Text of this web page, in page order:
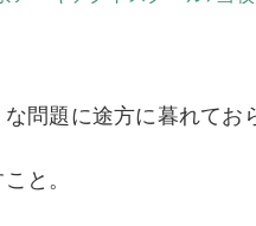
問題に途方に暮れてお
と。